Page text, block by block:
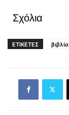
Σχόλια
ΕΤΙΚΕΤΕΣ βιβλία